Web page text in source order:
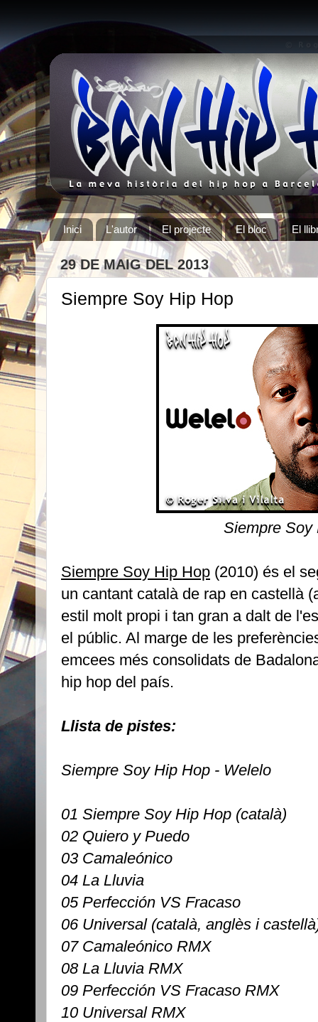
Inici L'autor El projecte El bloc El
29 DE MAIG DEL 2013
Siempre Soy Hip Hop
Siempre Soy
Siempre Soy Hip Hop (2010) és el
un cantant català de rap en castellà
estil molt propi i tan gran a dalt de
el públic. Al marge de les
emcees més consolidats de
hip hop del país.
Llista de pistes:
Siempre Soy Hip Hop - Welelo
01 Siempre Soy Hip Hop (català)
02 Quiero y Puedo
03 Camaleónico
04 La Lluvia
05 Perfección VS Fracaso
06 Universal (català, anglès i
07 Camaleónico RMX
08 La Lluvia RMX
09 Perfección VS Fracaso RMX
10 Universal RMX